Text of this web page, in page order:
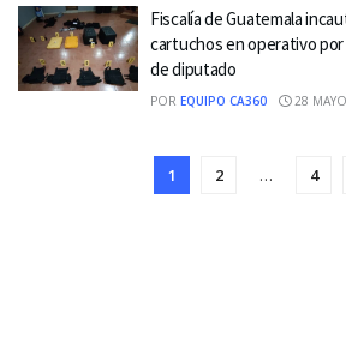
Fiscalía de Guatemala
cartuchos en operativo
de diputado
POR EQUIPO CA360 28
1 2 … 4